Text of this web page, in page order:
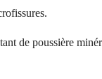
de poussière